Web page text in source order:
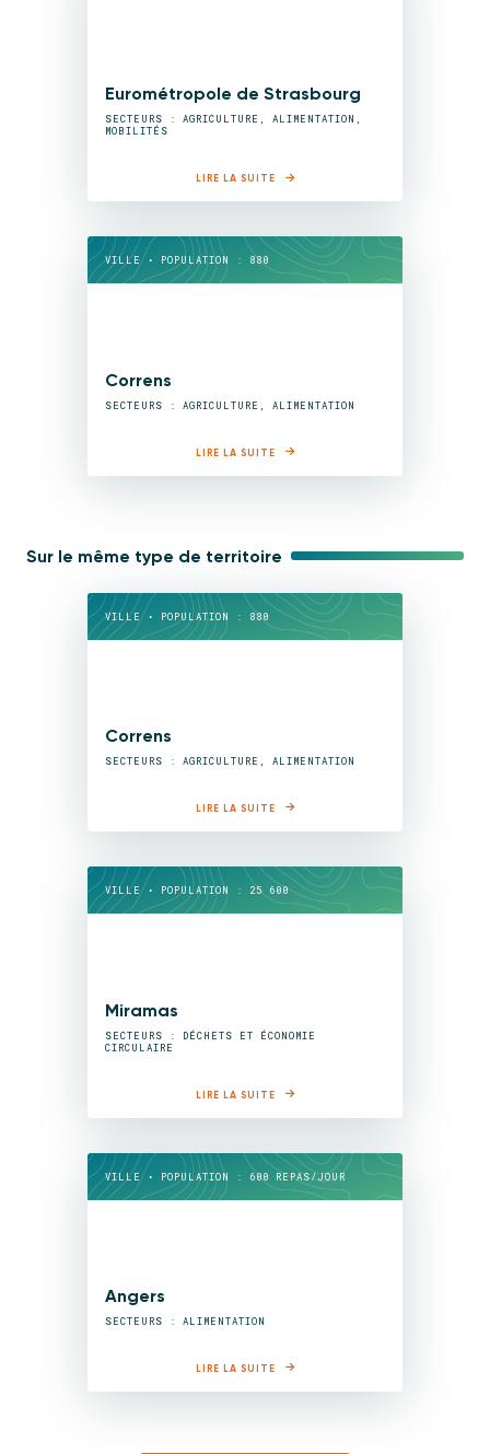
Eurométropole de Strasbourg
SECTEURS : AGRICULTURE, ALIMENTATION,
MOBILITÉS
LIRE LA SUITE
VILLE • POPULATION : 880
Correns
SECTEURS : AGRICULTURE, ALIMENTATION
LIRE LA SUITE
Sur le même type de territoire
VILLE • POPULATION : 880
Correns
SECTEURS : AGRICULTURE, ALIMENTATION
LIRE LA SUITE
VILLE • POPULATION : 25 600
Miramas
SECTEURS : DÉCHETS ET ÉCONOMIE
CIRCULAIRE
LIRE LA SUITE
VILLE • POPULATION : 600 REPAS/JOUR
Angers
SECTEURS : ALIMENTATION
LIRE LA SUITE